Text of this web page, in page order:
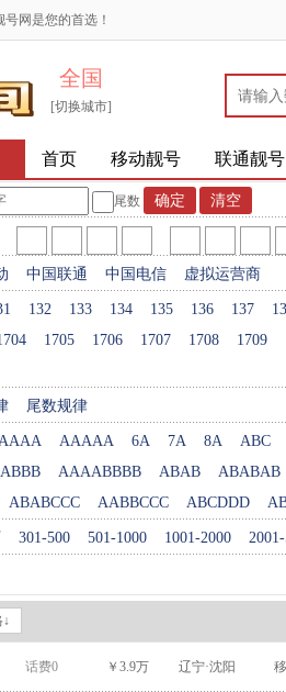
网是您的首选！
全国
[切换城市]
首页 移动靓号 联通靓号
尾数
中国联通 中国电信 虚拟运营商
132 133 134 135 136 137
1705 1706 1707 1708 1709
尾数规律
AAAAA 6A 7A 8A
ABC
AAAABBBB ABAB
ABABAB
ABABCCC AABBCCC ABCDDD
301-500 501-1000 1001-2000
话费0 ￥3.9万 辽宁·沈阳